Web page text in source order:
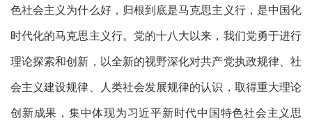
色社会主义为什么好，归根到底是马克思主义行，是中国化
时代化的马克思主义行。党的十八大以来，我们党勇于进行
理论探索和创新，以全新的视野深化对共产党执政规律、社
会主义建设规律、人类社会发展规律的认识，取得重大理论
创新成果，集中体现为习近平新时代中国特色社会主义思